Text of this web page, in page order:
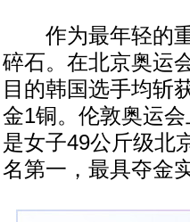
作为最年轻的重
碎石。在北京奥运
目的韩国选手均斩
金1铜。伦敦奥运
是女子49公斤级北
名第一，最具夺金